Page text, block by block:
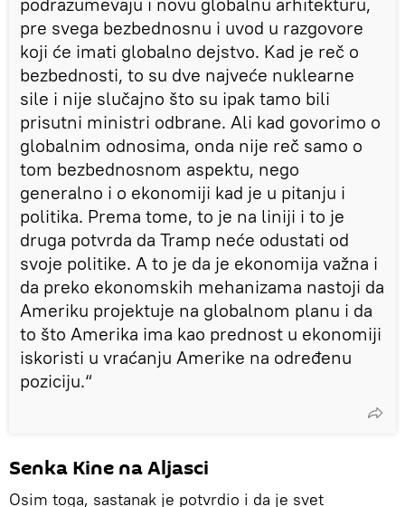
pre svega bezbednosnu i uvod u razgovore
koji će imati globalno dejstvo. Kad je reč o
bezbednosti, to su dve najveće nuklearne
sile i nije slučajno što su ipak tamo bili
prisutni ministri odbrane. Ali kad govorimo o
globalnim odnosima, onda nije reč samo o
tom bezbednosnom aspektu, nego
generalno i o ekonomiji kad je u pitanju i
politika. Prema tome, to je na liniji i to je
druga potvrda da Tramp neće odustati od
svoje politike. A to je da je ekonomija važna i
da preko ekonomskih mehanizama nastoji da
Ameriku projektuje na globalnom planu i da
to što Amerika ima kao prednost u ekonomiji
iskoristi u vraćanju Amerike na određenu
poziciju.“
Senka Kine na Aljasci
Osim toga, sastanak je potvrdio i da je svet